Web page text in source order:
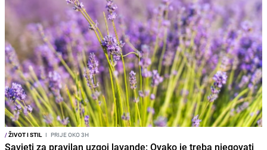
/ŽIVOT I STIL I PRIJE OKO 3H
Savjeti za pravilan uzgoj lavande: Ovako je treba njegovati